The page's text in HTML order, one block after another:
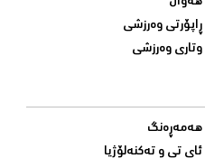
ڕاپۆرتی وەرزشی
وتاری وەرزشی
هەمەڕەنگ
ئای تی و تەکنەلۆژیا